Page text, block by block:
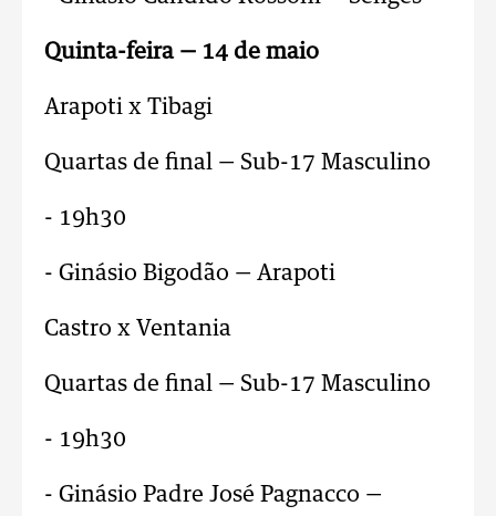
Quinta-feira — 14 de maio
Arapoti x Tibagi
Quartas de final — Sub-17 Masculino
- 19h30
- Ginásio Bigodão — Arapoti
Castro x Ventania
Quartas de final — Sub-17 Masculino
- 19h30
- Ginásio Padre José Pagnacco —